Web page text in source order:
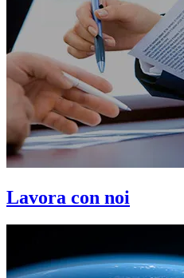
Lavora con noi